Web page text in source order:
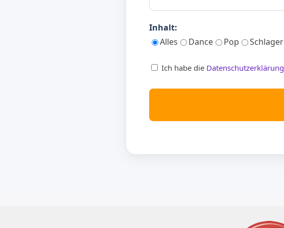
Inhalt:
Alles
Dance Pop Schlager
Ich habe die Datenschutzerklärung